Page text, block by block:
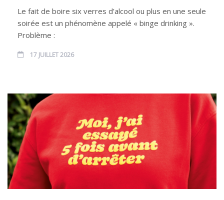
Le fait de boire six verres d’alcool ou plus en une seule
soirée est un phénomène appelé « binge drinking ».
Problème :
17 JUILLET 2026